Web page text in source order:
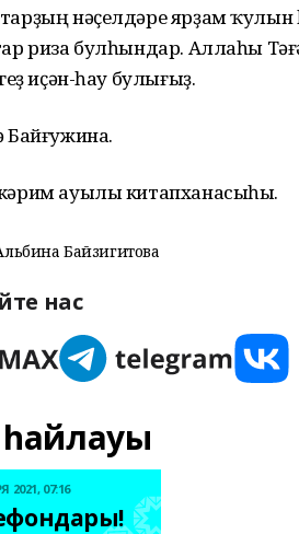
нәҫелдәре ярҙам
риза булһындар. Аллаһы
иҫән-һау булығыҙ.
Байғужина.
ауылы китапханасыһы.
Байзигитова
нас
2021, 07:16